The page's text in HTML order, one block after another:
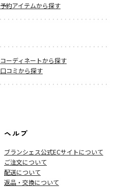
予約アイテムから探す
コーディネートから探す
口コミから探す
ヘルプ
ブランシェス公式ECサイトについて
ご注文について
配送について
返品・交換について